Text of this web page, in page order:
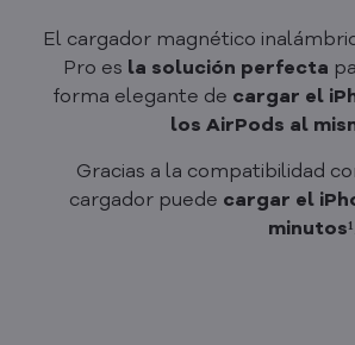
El cargador magnético
Pro es la solución perfecta
forma elegante de cargar el
los AirPods al
Gracias a la compatibilidad
cargador puede cargar el
minutos¹